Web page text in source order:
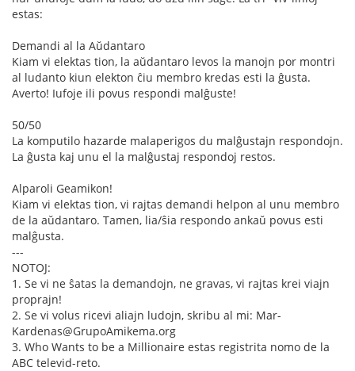
estas:
Demandi al la Aŭdantaro
Kiam vi elektas tion, la aŭdantaro levos la manojn por montri
al ludanto kiun elekton ĉiu membro kredas esti la ĝusta.
Averto! Iufoje ili povus respondi malĝuste!
50/50
La komputilo hazarde malaperigos du malĝustajn respondojn.
La ĝusta kaj unu el la malĝustaj respondoj restos.
Alparoli Geamikon!
Kiam vi elektas tion, vi rajtas demandi helpon al unu membro
de la aŭdantaro. Tamen, lia/ŝia respondo ankaŭ povus esti
malĝusta.
---
NOTOJ:
1. Se vi ne ŝatas la demandojn, ne gravas, vi rajtas krei viajn
proprajn!
2. Se vi volus ricevi aliajn ludojn, skribu al mi: Mar-
Kardenas@GrupoAmikema.org
3. Who Wants to be a Millionaire estas registrita nomo de la
ABC televid-reto.